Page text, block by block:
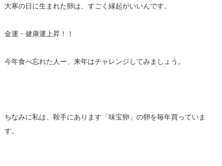
大寒の日に生まれた卵は、すごく縁起がいいんです。
金運・健康運上昇！！
今年食べ忘れた人ー、来年はチャレンジしてみましょう。
ちなみに私は、鞍手にあります「味宝卵」の卵を毎年買っていま
す。